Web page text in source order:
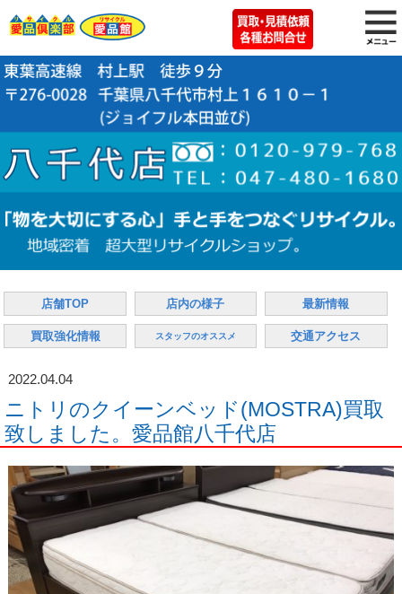
店舗TOP 店内の様子 最新情報
買取強化情報 スタッフのオススメ 交通アクセス
2022.04.04
ニトリのクイーンベッド(MOSTRA)買取
致しました。愛品館八千代店